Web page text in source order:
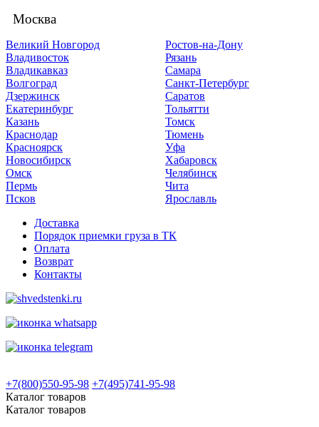
Москва
Великий Новгород
Владивосток
Владикавказ
Волгоград
Дзержинск
Екатеринбург
Казань
Краснодар
Красноярск
Новосибирск
Омск
Пермь
Псков
Ростов-на-Дону
Рязань
Самара
Санкт-Петербург
Саратов
Тольятти
Томск
Тюмень
Уфа
Хабаровск
Челябинск
Чита
Ярославль
Доставка
Порядок приемки груза в ТК
Оплата
Возврат
Контакты
+7(800)550-95-98 +7(495)741-95-98
Каталог товаров
Каталог товаров